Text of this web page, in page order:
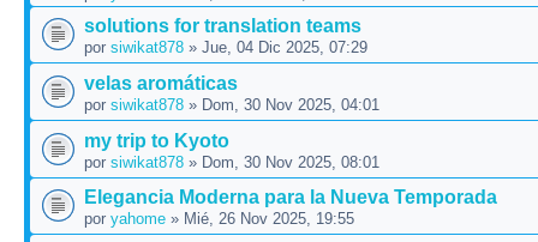
solutions for translation teams
por siwikat878 » Jue, 04 Dic 2025, 07:29
velas aromáticas
por siwikat878 » Dom, 30 Nov 2025, 04:01
my trip to Kyoto
por siwikat878 » Dom, 30 Nov 2025, 08:01
Elegancia Moderna para la Nueva Temporada
por yahome » Mié, 26 Nov 2025, 19:55